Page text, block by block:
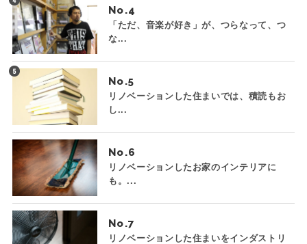
No.
「ただ、音楽が好き」が、つらなって、つ
な...
No.
リノベーションした住まいでは、積読もお
し...
No.
リノベーションしたお家のインテリアに
も。...
No.
リノベーションした住まいをインダストリ